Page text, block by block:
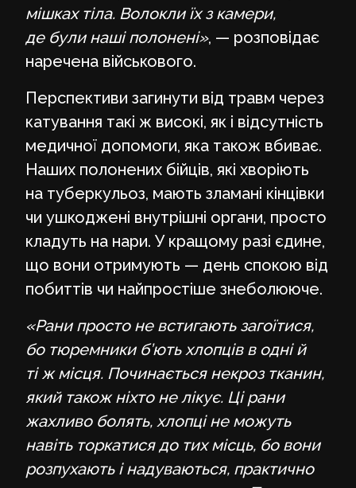
мішках тіла. Волокли їх з камери,
де були наші полонені», — розповідає
наречена військового.
Перспективи загинути від травм через
катування такі ж високі, як і відсутність
медичної допомоги, яка також вбиває.
Наших полонених бійців, які хворіють
на туберкульоз, мають зламані кінцівки
чи ушкоджені внутрішні органи, просто
кладуть на нари. У кращому разі єдине,
що вони отримують — день спокою від
побиттів чи найпростіше знеболююче.
«Рани просто не встигають загоїтися,
бо тюремники б’ють хлопців в одні й
ті ж місця. Починається некроз тканин,
який також ніхто не лікує. Ці рани
жахливо болять, хлопці не можуть
навіть торкатися до тих місць, бо вони
розпухають і надуваються, практично